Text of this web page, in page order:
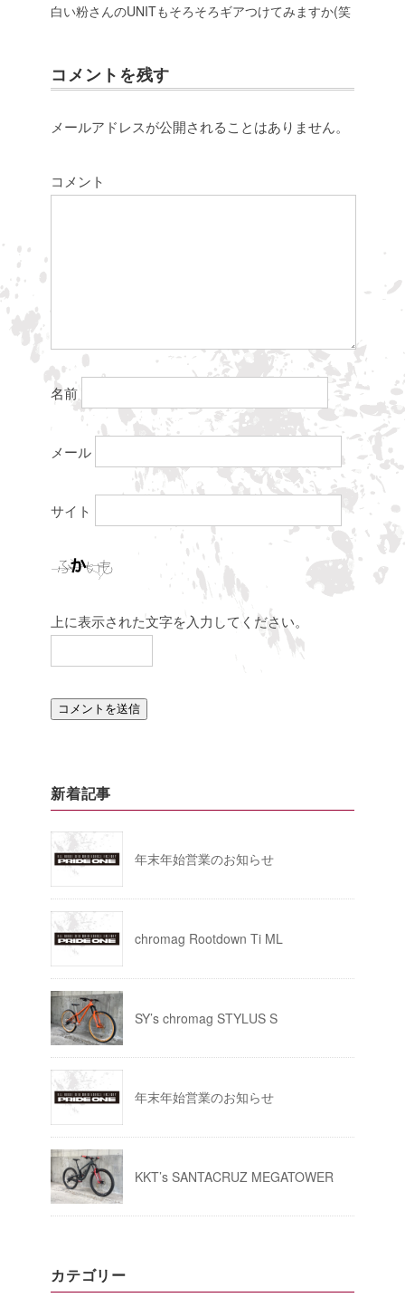
白い粉さんのUNITもそろそろギアつけてみますか(笑
コメントを残す
メールアドレスが公開されることはありません。
コメント
名前
メール
サイト
上に表示された文字を入力してください。
新着記事
年末年始営業のお知らせ
chromag Rootdown Ti ML
SY’s chromag STYLUS S
年末年始営業のお知らせ
KKT’s SANTACRUZ MEGATOWER
カテゴリー